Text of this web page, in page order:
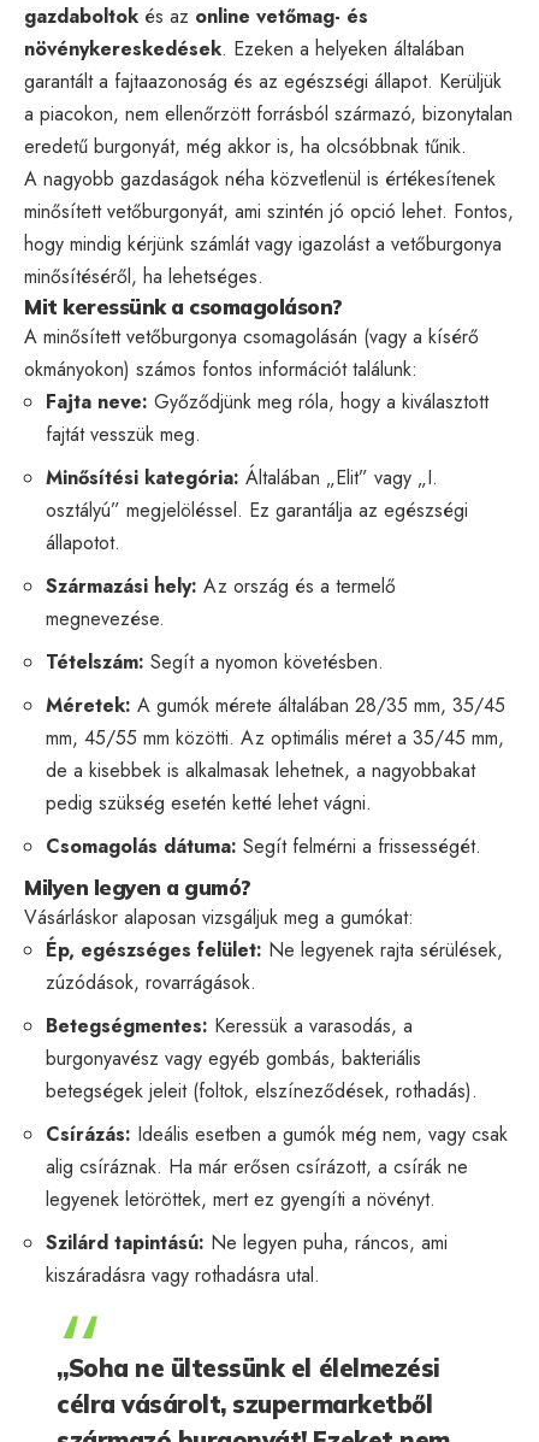
gazdaboltok és az online vetőmag- és
növénykereskedések. Ezeken a helyeken általában
garantált a fajtaazonoság és az egészségi állapot. Kerüljük
a piacokon, nem ellenőrzött forrásból származó, bizonytalan
eredetű burgonyát, még akkor is, ha olcsóbbnak tűnik.
A nagyobb gazdaságok néha közvetlenül is értékesítenek
minősített vetőburgonyát, ami szintén jó opció lehet. Fontos,
hogy mindig kérjünk számlát vagy igazolást a vetőburgonya
minősítéséről, ha lehetséges.
Mit keressünk a csomagoláson?
A minősített vetőburgonya csomagolásán (vagy a kísérő
okmányokon) számos fontos információt találunk:
Fajta neve: Győződjünk meg róla, hogy a kiválasztott
fajtát vesszük meg.
Minősítési kategória: Általában „Elit” vagy „I.
osztályú” megjelöléssel. Ez garantálja az egészségi
állapotot.
Származási hely: Az ország és a termelő
megnevezése.
Tételszám: Segít a nyomon követésben.
Méretek: A gumók mérete általában 28/35 mm, 35/45
mm, 45/55 mm közötti. Az optimális méret a 35/45 mm,
de a kisebbek is alkalmasak lehetnek, a nagyobbakat
pedig szükség esetén ketté lehet vágni.
Csomagolás dátuma: Segít felmérni a frissességét.
Milyen legyen a gumó?
Vásárláskor alaposan vizsgáljuk meg a gumókat:
Ép, egészséges felület: Ne legyenek rajta sérülések,
zúzódások, rovarrágások.
Betegségmentes: Keressük a varasodás, a
burgonyavész vagy egyéb gombás, bakteriális
betegségek jeleit (foltok, elszíneződések, rothadás).
Csírázás: Ideális esetben a gumók még nem, vagy csak
alig csíráznak. Ha már erősen csírázott, a csírák ne
legyenek letöröttek, mert ez gyengíti a növényt.
Szilárd tapintású: Ne legyen puha, ráncos, ami
kiszáradásra vagy rothadásra utal.
„Soha ne ültessünk el élelmezési
célra vásárolt, szupermarketből